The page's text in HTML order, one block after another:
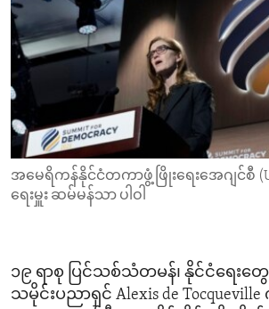
ECONOMY AND TRADE
ENVIRONMENT AND HEALTH
IDEALS AND INSTITUTIONS
အမေရိကန်နိုင်ငံတကာဖွံ့ဖြိုးရေးအေဂျင်စီ
ရေးမှူး ဆမ်မန်သာ ပါဝါ
၁၉ ရာစု ပြင်သစ်သံတမန်၊ နိုင်ငံရေးတွေ
သမိုင်းပညာရှင် Alexis de